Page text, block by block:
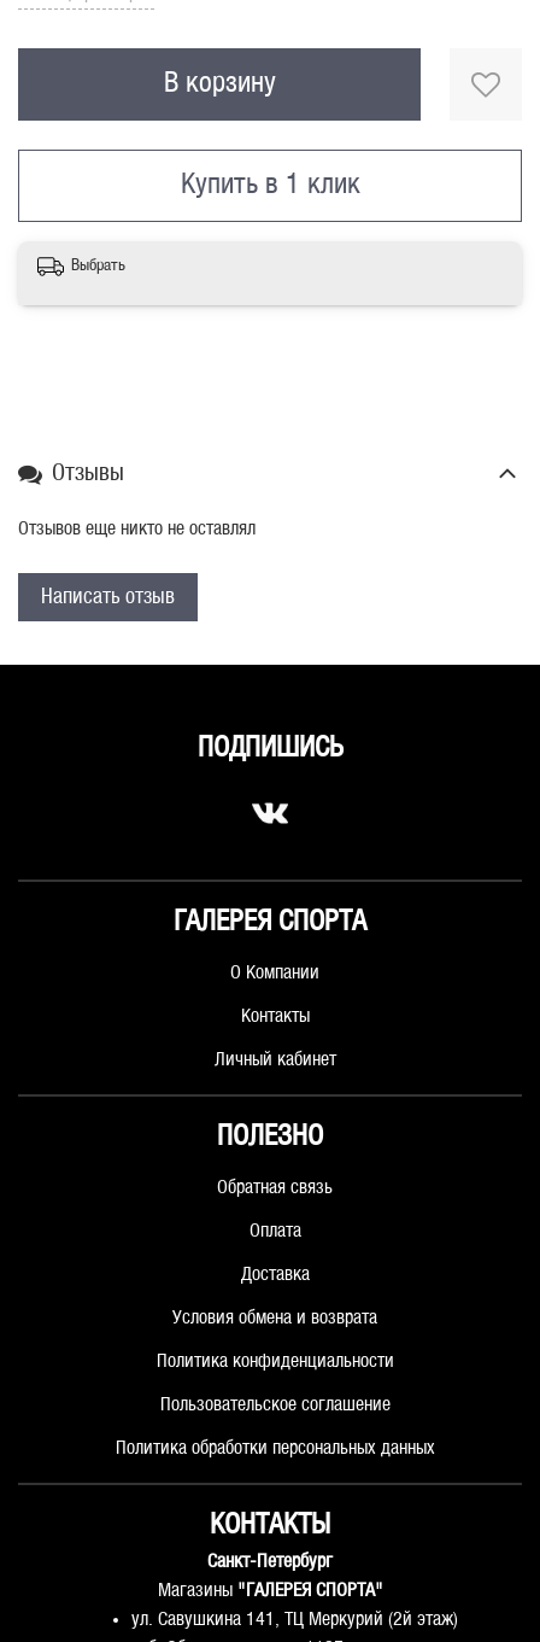
В корзину
Купить в 1 клик
Выбрать
Отзывы
Отзывов еще никто не оставлял
Написать отзыв
ГАЛЕРЕЯ СПОРТА
О Компании
Контакты
Личный кабинет
ПОЛЕЗНО
Обратная связь
Оплата
Доставка
Условия обмена и возврата
Политика конфиденциальности
Пользовательское соглашение
Политика обработки персональных данных
КОНТАКТЫ
Санкт-Петербург
Магазины "ГАЛЕРЕЯ СПОРТА"
ул. Савушкина 141, ТЦ Меркурий (2й этаж)
ПОДПИШИСЬ